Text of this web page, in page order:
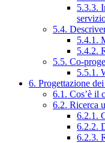
5.3.3.
5.4.
5.4.1.
5.4.2.
5.5. Co-
5.5.1.
6. Progettazione
6.1. Cos’è il
6.2. Ricerca
6.2.1.
6.2.2.
6.2.3.